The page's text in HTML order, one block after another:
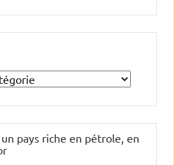
pays riche en pétrole, en